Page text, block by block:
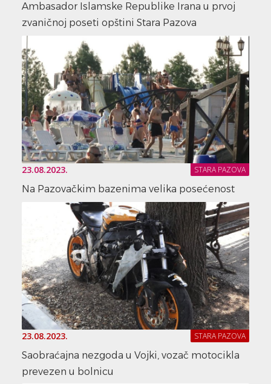
Ambasador Islamske Republike Irana u prvoj
zvaničnoj poseti opštini Stara Pazova
23.08.2023. STARA PAZOVA
Na Pazovačkim bazenima velika posećenost
23.08.2023. STARA PAZOVA
Saobraćajna nezgoda u Vojki, vozač motocikla
prevezen u bolnicu